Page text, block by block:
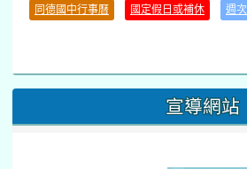
桃園市運動會
數感實驗夏令營(整天)
同德國中行事曆 國定假日或補休 週次
宣導網站